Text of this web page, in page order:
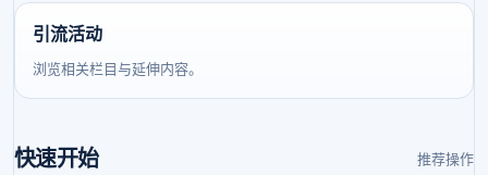
引流活动
浏览相关栏目与延伸内容。
快速开始 推荐操作